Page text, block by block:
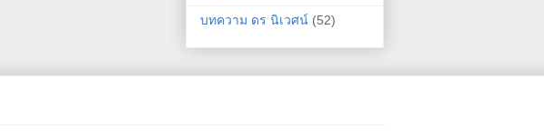
บทความ ดร นิเวศน์ (52)